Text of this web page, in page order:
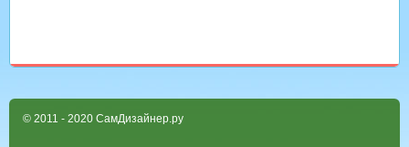
© 2011 - 2020 СамДизайнер.ру